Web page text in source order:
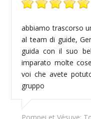
abbiamo trascorso
al team di guide,
guida con il suo
imparato molte
voi che avete
gruppo